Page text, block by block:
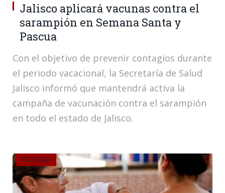
Jalisco aplicará vacunas contra el
sarampión en Semana Santa y
Pascua
Con el objetivo de prevenir contagios durante
el periodo vacacional, la Secretaría de Salud
Jalisco informó que mantendrá activa la
campaña de vacunación contra el sarampión
en todo el estado de Jalisco.
ESTATALES